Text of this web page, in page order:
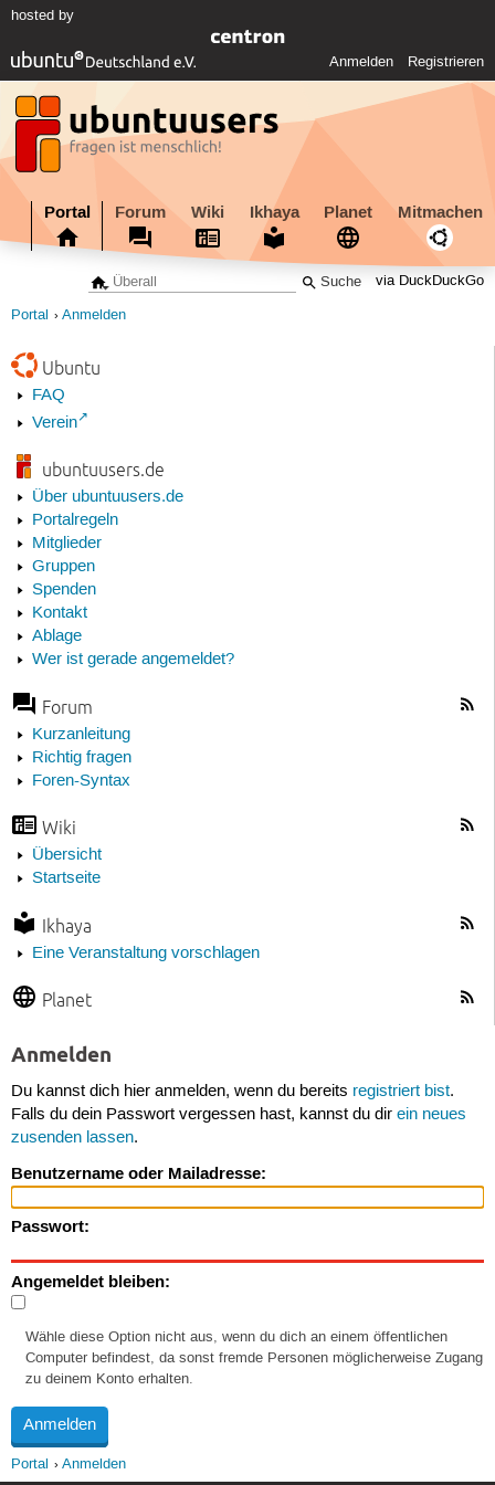
hosted by
Anmelden Registrieren
Portal Forum Wiki Ikhaya Planet Mitmachen
via DuckDuckGo
Portal Anmelden
Ubuntu
FAQ
Verein
ubuntuusers.de
Über ubuntuusers.de
Portalregeln
Mitglieder
Gruppen
Spenden
Kontakt
Ablage
Wer ist gerade angemeldet?
Forum
Kurzanleitung
Richtig fragen
Foren-Syntax
Wiki
Übersicht
Startseite
Ikhaya
Eine Veranstaltung vorschlagen
Planet
Anmelden
Du kannst dich hier anmelden, wenn du bereits registriert bist.
Falls du dein Passwort vergessen hast, kannst du dir ein neues
zusenden lassen.
Benutzername oder Mailadresse:
Passwort:
Angemeldet bleiben:
Wähle diese Option nicht aus, wenn du dich an einem öffentlichen
Computer befindest, da sonst fremde Personen möglicherweise Zugang
zu deinem Konto erhalten.
Portal Anmelden